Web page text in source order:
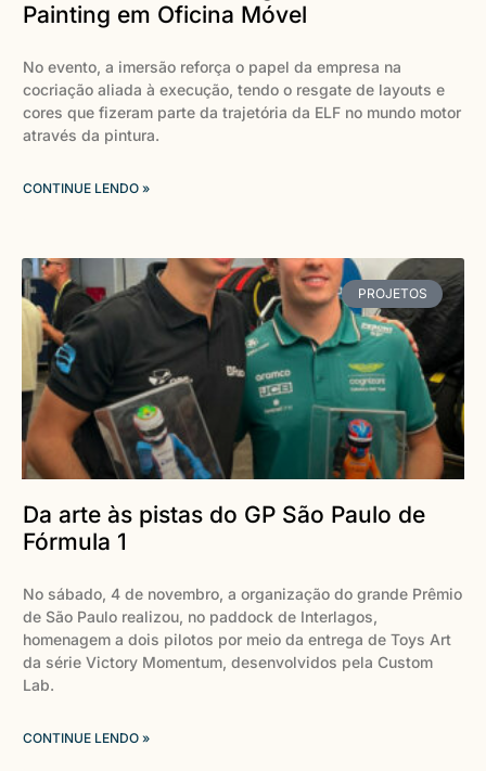
Painting em Oficina Móvel
No evento, a imersão reforça o papel da empresa na
cocriação aliada à execução, tendo o resgate de layouts e
cores que fizeram parte da trajetória da ELF no mundo motor
através da pintura.
CONTINUE LENDO »
PROJETOS
Da arte às pistas do GP São Paulo de
Fórmula 1
No sábado, 4 de novembro, a organização do grande Prêmio
de São Paulo realizou, no paddock de Interlagos,
homenagem a dois pilotos por meio da entrega de Toys Art
da série Victory Momentum, desenvolvidos pela Custom
Lab.
CONTINUE LENDO »